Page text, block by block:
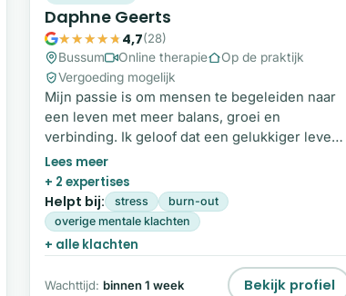
Daphne Geerts
4,7(28)
Bussum
Online therapie
Op de praktijk
Vergoeding mogelijk
Mijn passie is om mensen te begeleiden naar
een leven met meer balans, groei en
verbinding. Ik geloof dat een gelukkiger leven
begint met het besteden van aandacht aan
jezelf. Met een op maat gemaakte aanpak help
ik je om de weg naar een gezonder en
bewuster leven te vinden. Wil je de eerste stap
zetten? Vul het formulier op deze pagina in en
ik neem contact met je op. Mijn achtergrond
Mijn naam is Daphne Geerts.
+ 2 expertises
Helpt bij: stress
burn-out
overige mentale klachten
+ alle klachten
Wachttijd: binnen 1 week Bekijk profiel